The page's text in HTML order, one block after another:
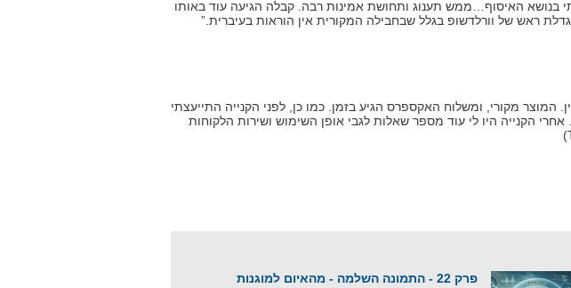
בנושא האיסוף…ממש תענוג ותחושת אמינות רבה. קבלה הגיעה עוד באותו
ראש של וורלדשופ בגלל שבחבילה המקורית אין הוראות בעיברית.”
מקורי, ומשלוח האקספרס הגיע בזמן. כמו כן, לפני הקנייה התייעצתי
הקנייה היו לי עוד מספר שאלות לגבי אופן השימוש ושירות הלקוחות
פרק 22 - התמונה השלמה - מהאיום למוגנות